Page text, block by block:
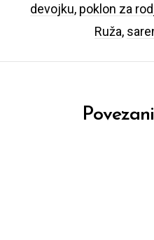
devojku, poklon za
Ruža,